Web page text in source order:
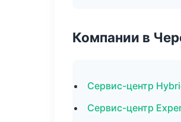
Компании в
Сервис-центр
Сервис-центр